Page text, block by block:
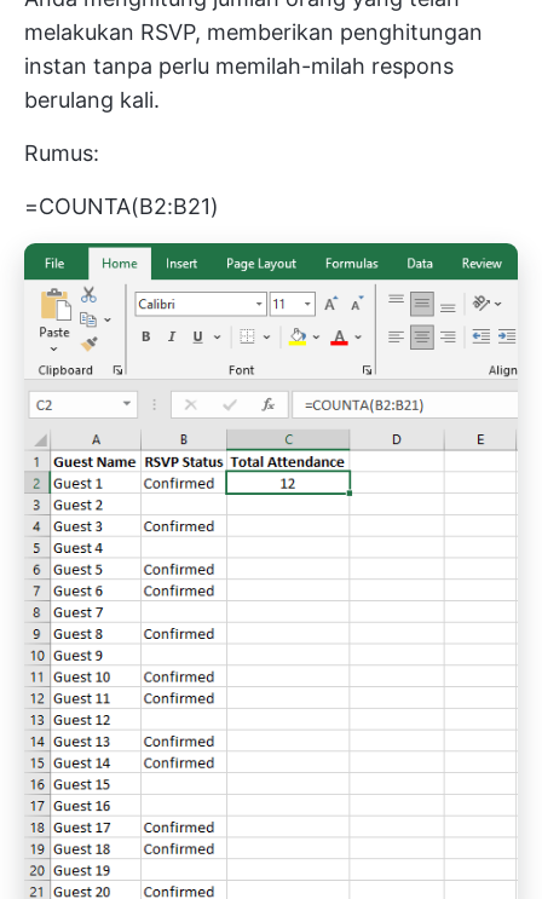
melakukan RSVP, memberikan penghitungan
instan tanpa perlu memilah-milah respons
berulang kali.
Rumus:
=COUNTA(B2:B21)